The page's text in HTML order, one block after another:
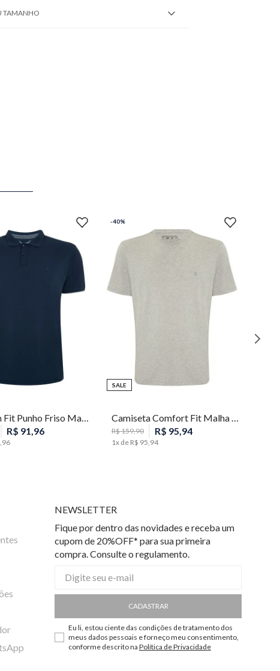
TAMANHO
P
Polo Slim Fit Punho Friso Masculina Individual
R$ 91 96
96
-40%
SALE M
R$159,90 R$ 95 94
1x de R$ 95 94
NEWSLETTER
Fique por dentro das novidades e receba um
cupom de 20%OFF* para sua primeira
compra. Consulte o regulamento.
CADASTRAR
Eu li, estou ciente das condições de tratamento dos
meus dados pessoais e forneço meu consentimento,
conforme descrito na Política de Privacidade